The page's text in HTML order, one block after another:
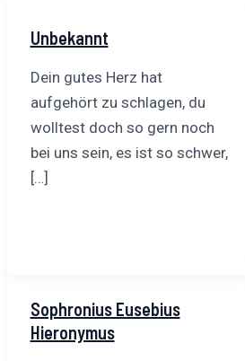
Unbekannt
Dein gutes Herz hat
aufgehört zu schlagen, du
wolltest doch so gern noch
bei uns sein, es ist so schwer,
[…]
Sophronius Eusebius
Hieronymus